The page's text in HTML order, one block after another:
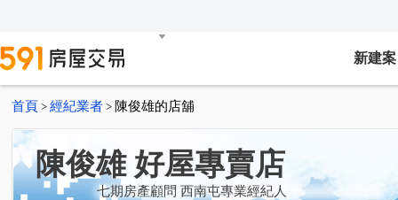
新建案
首頁 > 經紀業者 > 陳俊雄的店舖
陳俊雄 好屋專賣店
七期房產顧問 西南屯專業經紀人